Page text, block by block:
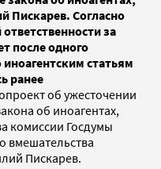
Пискарев. Согласно
за
после одного
статьям
ранее
об ужесточении
об иноагентах,
комиссии Госдумы
вмешательства
Пискарев.